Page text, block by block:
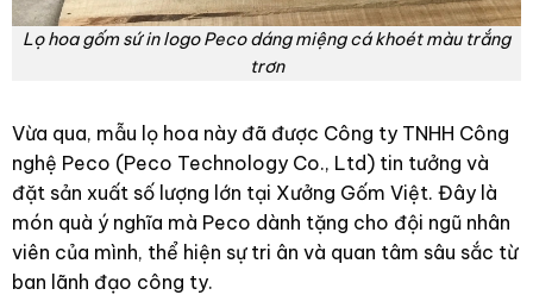
Lọ hoa gốm sứ in logo Peco dáng miệng cá khoét màu trắng
trơn
Vừa qua, mẫu lọ hoa này đã được Công ty TNHH Công
nghệ Peco (Peco Technology Co., Ltd) tin tưởng và
đặt sản xuất số lượng lớn tại Xưởng Gốm Việt. Đây là
món quà ý nghĩa mà Peco dành tặng cho đội ngũ nhân
viên của mình, thể hiện sự tri ân và quan tâm sâu sắc từ
ban lãnh đạo công ty.